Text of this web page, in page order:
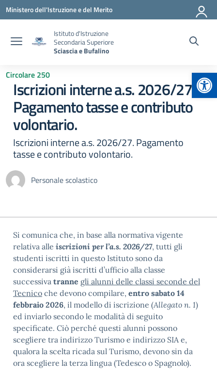
Vai ai contenuti
Vai al menu di navigazione
Vai al footer
Ministero dell'Istruzione e del Merito
Istituto d'Istruzione
Secondaria Superiore
Sciascia e Bufalino
Circolare 250
Iscrizioni interne a.s. 2026/27.
Pagamento tasse e contributo
volontario.
Iscrizioni interne a.s. 2026/27. Pagamento
tasse e contributo volontario.
Personale scolastico
Si comunica che, in base alla normativa vigente
relativa alle iscrizioni per l’a.s. 2026/27, tutti gli
studenti iscritti in questo Istituto sono da
considerarsi già iscritti d’ufficio alla classe
successiva tranne gli alunni delle classi seconde del
Tecnico che devono compilare, entro sabato 14
febbraio 2026, il modello di iscrizione (Allegato n. 1)
ed inviarlo secondo le modalità di seguito
specificate. Ciò perché questi alunni possono
scegliere tra indirizzo Turismo e indirizzo SIA e,
qualora la scelta ricada sul Turismo, devono sin da
ora scegliere la terza lingua (Tedesco o Spagnolo).